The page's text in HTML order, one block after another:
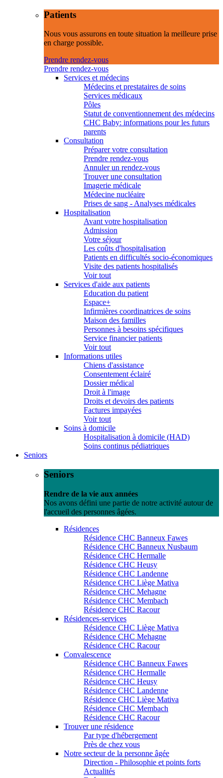
Patients
Nous vous assurons en toute situation la meilleure prise
en charge possible.
Prendre rendez-vous
Prendre rendez-vous
Services et médecins
Médecins et prestataires de soins
Services médicaux
Pôles
Statut de conventionnement des médecins
CHC Baby: informations pour les futurs
parents
Consultation
Préparer votre consultation
Prendre rendez-vous
Annuler un rendez-vous
Trouver une consultation
Imagerie médicale
Médecine nucléaire
Prises de sang - Analyses médicales
Hospitalisation
Avant votre hospitalisation
Admission
Votre séjour
Les coûts d'hospitalisation
Patients en difficultés socio-économiques
Visite des patients hospitalisés
Voir tout
Services d'aide aux patients
Education du patient
Espace+
Infirmières coordinatrices de soins
Maison des familles
Personnes à besoins spécifiques
Service financier patients
Voir tout
Informations utiles
Chiens d'assistance
Consentement éclairé
Dossier médical
Droit à l'image
Droits et devoirs des patients
Factures impayées
Voir tout
Soins à domicile
Hospitalisation à domicile (HAD)
Soins continus pédiatriques
Seniors
Seniors
Rendre de la vie aux années
Nos avons défini une partie de notre activité autour de
l'accueil des personnes âgées.
Résidences
Résidence CHC Banneux Fawes
Résidence CHC Banneux Nusbaum
Résidence CHC Hermalle
Résidence CHC Heusy
Résidence CHC Landenne
Résidence CHC Liège Mativa
Résidence CHC Mehagne
Résidence CHC Membach
Résidence CHC Racour
Résidences-services
Résidence CHC Liège Mativa
Résidence CHC Mehagne
Résidence CHC Racour
Convalescence
Résidence CHC Banneux Fawes
Résidence CHC Hermalle
Résidence CHC Heusy
Résidence CHC Landenne
Résidence CHC Liège Mativa
Résidence CHC Membach
Résidence CHC Racour
Trouver une résidence
Par type d'hébergement
Près de chez vous
Notre secteur de la personne âgée
Direction - Philosophie et points forts
Actualités